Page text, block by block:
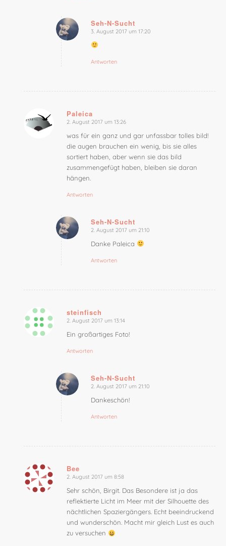
Seh-N-Sucht
sagte:
3. August 2017 um 17:20
Antworten
Paleica
sagte:
2. August 2017 um 13:26
was für ein ganz und gar unfassbar tolles bild!
die augen brauchen ein wenig, bis sie alles
sortiert haben, aber wenn sie das bild
zusammengefügt haben, bleiben sie daran
hängen.
Antworten
Seh-N-Sucht
sagte:
2. August 2017 um 21:10
Danke Paleica
Antworten
steinfisch
sagte:
2. August 2017 um 13:14
Ein großartiges Foto!
Antworten
Seh-N-Sucht
sagte:
2. August 2017 um 21:10
Dankeschön!
Antworten
Bee
sagte:
2. August 2017 um 8:58
Sehr schön, Birgit. Das Besondere ist ja das
reflektierte Licht im Meer mit der Silhouette des
nächtlichen Spaziergängers. Echt beeindruckend
und wunderschön. Macht mir gleich Lust es auch
zu versuchen